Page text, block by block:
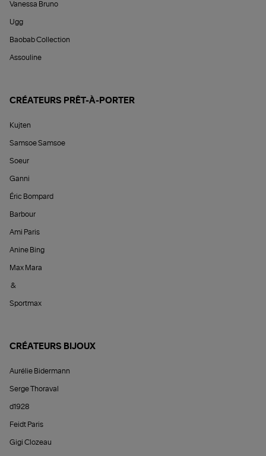
Vanessa Bruno
Ugg
Baobab Collection
Assouline
CRÉATEURS PRÊT-À-PORTER
Kujten
Samsoe Samsoe
Soeur
Ganni
Éric Bompard
Barbour
Ami Paris
Anine Bing
Max Mara
&
Sportmax
CRÉATEURS BIJOUX
Aurélie Bidermann
Serge Thoraval
d1928
Feidt Paris
Gigi Clozeau